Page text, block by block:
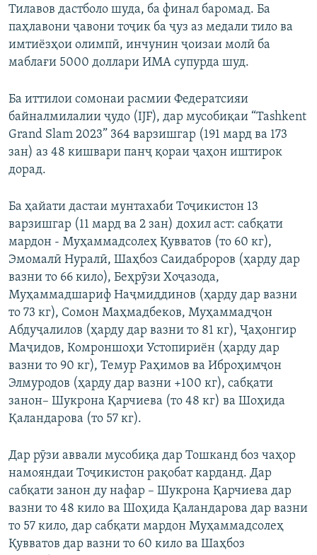
Тилавов дастболо шуда, ба финал баромад. Ба
паҳлавони ҷавони тоҷик ба ҷуз аз медали тило ва
имтиёзҳои олимпӣ, инчунин ҷоизаи молӣ ба
маблағи 5000 доллари ИМА супурда шуд.
Ба иттилои сомонаи расмии Федератсияи
байналмилалии ҷудо (IJF), дар мусобиқаи “Tashkent
Grand Slam 2023” 364 варзишгар (191 мард ва 173
зан) аз 48 кишвари панҷ қораи ҷаҳон иштирок
дорад.
Ба ҳайати дастаи мунтахаби Тоҷикистон 13
варзишгар (11 мард ва 2 зан) дохил аст: сабқати
мардон - Муҳаммадсолеҳ Қувватов (то 60 кг),
Эмомалӣ Нуралӣ, Шаҳбоз Саидаброров (ҳарду дар
вазни то 66 кило), Беҳрӯзи Хоҷазода,
Муҳаммадшариф Наҷмиддинов (ҳарду дар вазни
то 73 кг), Сомон Маҳмадбеков, Муҳаммадҷон
Абдуҷалилов (ҳарду дар вазни то 81 кг), Ҷаҳонгир
Маҷидов, Комроншоҳи Устопириён (ҳарду дар
вазни то 90 кг), Темур Раҳимов ва Иброҳимҷон
Элмуродов (ҳарду дар вазни +100 кг), сабқати
занон– Шукрона Қарчиева (то 48 кг) ва Шоҳида
Қаландарова (то 57 кг).
Дар рӯзи аввали мусобиқа дар Тошканд боз чаҳор
намояндаи Тоҷикистон рақобат карданд. Дар
сабқати занон ду нафар – Шукрона Қарчиева дар
вазни то 48 кило ва Шоҳида Қаландарова дар вазни
то 57 кило, дар сабқати мардон Муҳаммадсолеҳ
Қувватов дар вазни то 60 кило ва Шаҳбоз